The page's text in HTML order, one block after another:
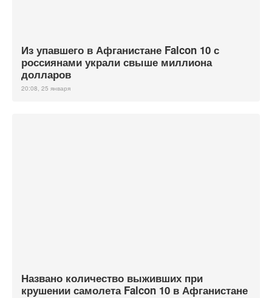
Из упавшего в Афганистане Falcon 10 с
россиянами украли свыше миллиона
долларов
20:08, 25 января
Названо количество выживших при
крушении самолета Falcon 10 в Афганистане